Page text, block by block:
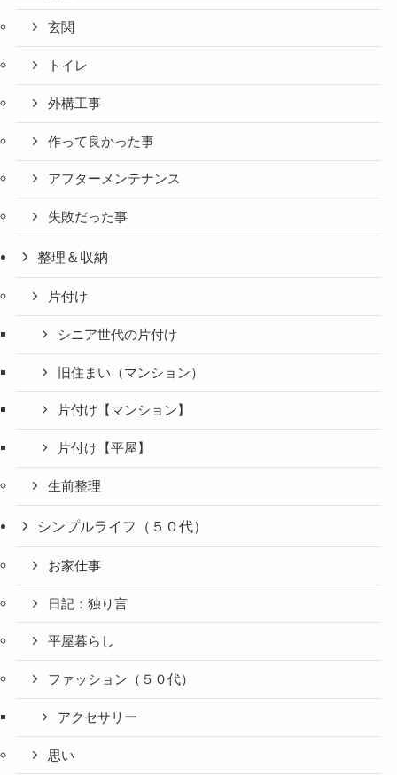
玄関
トイレ
外構工事
作って良かった事
アフターメンテナンス
失敗だった事
整理＆収納
片付け
シニア世代の片付け
旧住まい（マンション）
片付け【マンション】
片付け【平屋】
生前整理
シンプルライフ（５０代）
お家仕事
日記：独り言
平屋暮らし
ファッション（５０代）
アクセサリー
思い